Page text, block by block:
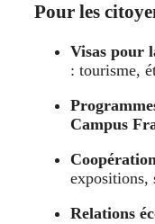
Pour les
Visas pour
: tourisme,
Campus
expositions,
Relations